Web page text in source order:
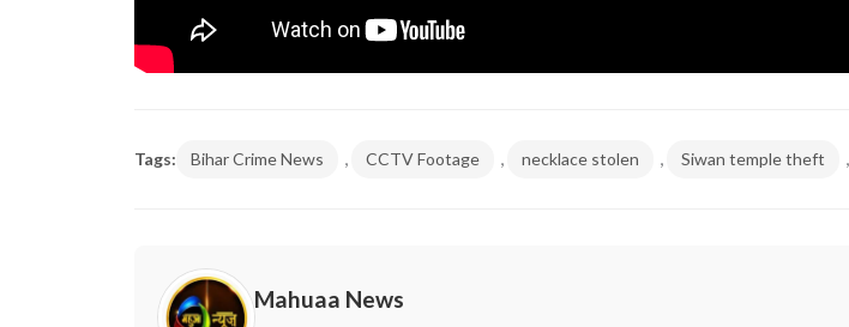
Tags: Bihar Crime News , CCTV Footage , necklace stolen , Siwan temple theft ,
Mahuaa News